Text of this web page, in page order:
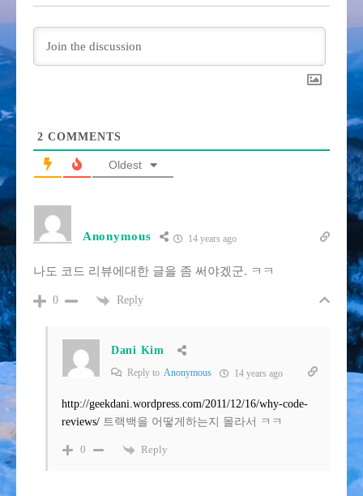
2 COMMENTS
Oldest
Anonymous 14 years ago
나도 코드 리뷰에대한 글을 좀 써야겠군. ㅋㅋ
0 Reply
Dani Kim
Reply to Anonymous 14 years ago
http://geekdani.wordpress.com/2011/12/16/why-code-
reviews/ 트랙백을 어떻게하는지 몰라서 ㅋㅋ
0 Reply